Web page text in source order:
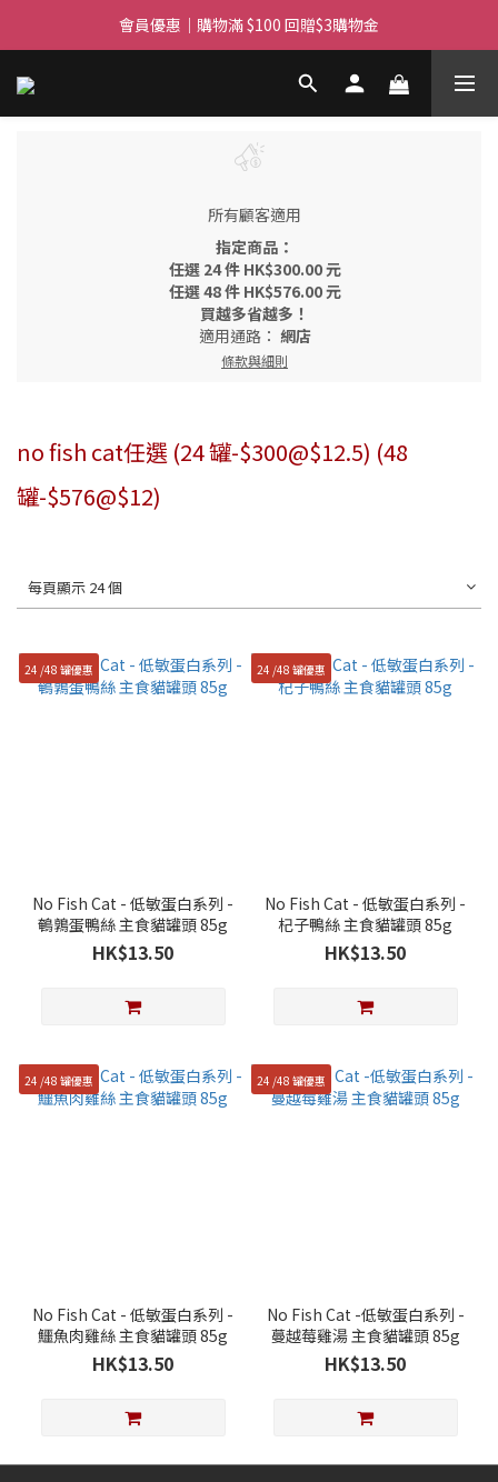
滿$450免費送貨上門 I 滿$350免運 順豐自取
會員優惠｜購物滿 $100 回贈$3購物金
滿$450免費送貨上門 I 滿$350免運 順豐自取
所有顧客適用
指定商品：
任選 24 件 HK$300.00 元
任選 48 件 HK$576.00 元
買越多省越多！
適用通路： 網店
條款與細則
no fish cat任選 (24 罐-$300@$12.5) (48
罐-$576@$12)
每頁顯示 24 個
24 /48 罐優惠
No Fish Cat - 低敏蛋白系列 -
鵪鶉蛋鴨絲 主食貓罐頭 85g
HK$13.50
24 /48 罐優惠
No Fish Cat - 低敏蛋白系列 -
杞子鴨絲 主食貓罐頭 85g
HK$13.50
24 /48 罐優惠
No Fish Cat - 低敏蛋白系列 -
鱷魚肉雞絲 主食貓罐頭 85g
HK$13.50
24 /48 罐優惠
No Fish Cat -低敏蛋白系列 -
蔓越莓雞湯 主食貓罐頭 85g
HK$13.50